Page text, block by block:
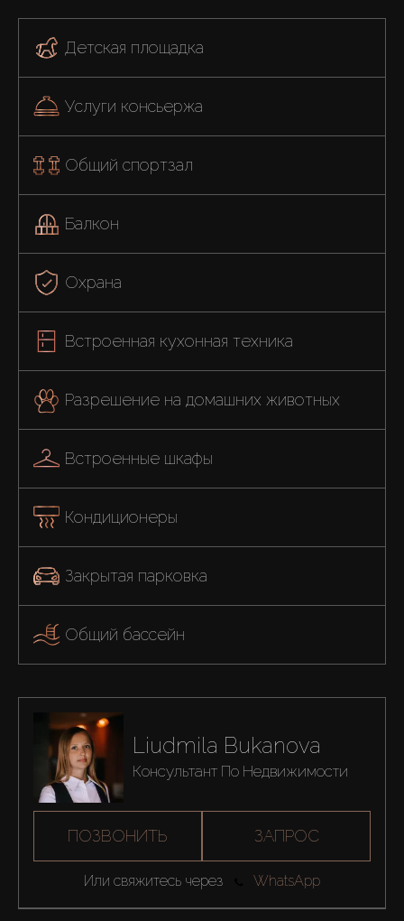
Детская площадка
Услуги консьержа
Общий спортзал
Балкон
Охрана
Встроенная кухонная техника
Разрешение на домашних животных
Встроенные шкафы
Кондиционеры
Закрытая парковка
Общий бассейн
Liudmila Bukanova
Консультант По Недвижимости
ПОЗВОНИТЬ ЗАПРОС
Или свяжитесь через WhatsApp